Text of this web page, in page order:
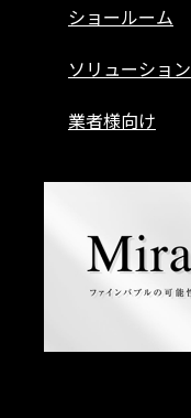
ショールーム
ソリューション
業者様向け